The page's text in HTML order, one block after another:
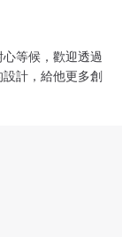
等候，歡迎透過
設計，給他更多創